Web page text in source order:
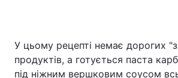
У цьому рецепті немає дорогих
продуктів, а готується паста
під ніжним вершковим соусом